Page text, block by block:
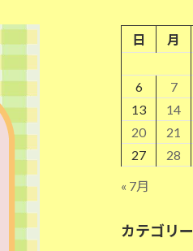
日
月
6
7
13
14
20
21
27
28
« 7月
カテゴリー